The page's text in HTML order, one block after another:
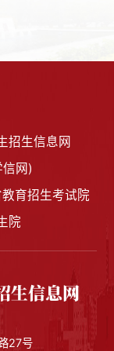
招生信息网
网)
育招生考试院
院
27号